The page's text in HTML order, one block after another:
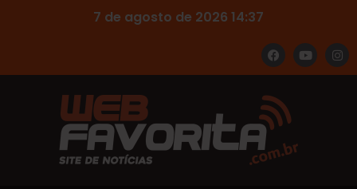
7 de agosto de 2026 14:37